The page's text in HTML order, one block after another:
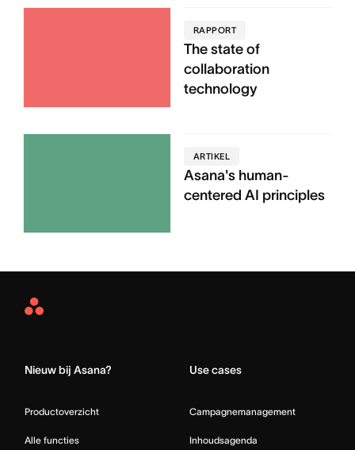
RAPPORT
The state of
collaboration
technology
ARTIKEL
Asana's human-
centered AI principles
Asana
Nieuw bij Asana?
Productoverzicht
Alle functies
Use cases
Campagnemanagement
Inhoudsagenda